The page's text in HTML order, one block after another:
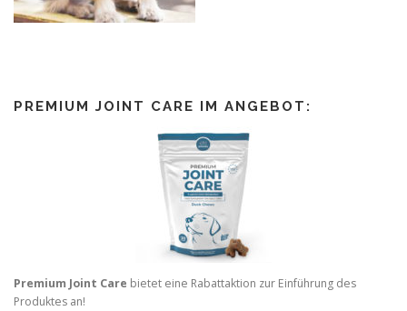
PREMIUM JOINT CARE IM ANGEBOT:
Premium Joint Care bietet eine Rabattaktion zur Einführung des
Produktes an!